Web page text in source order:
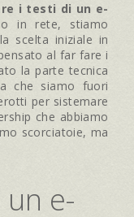
i testi di un e-
in rete, stiamo
scelta iniziale in
al far fare i
la parte tecnica
che siamo fuori
per sistemare
che abbiamo
scorciatoie, ma
e-